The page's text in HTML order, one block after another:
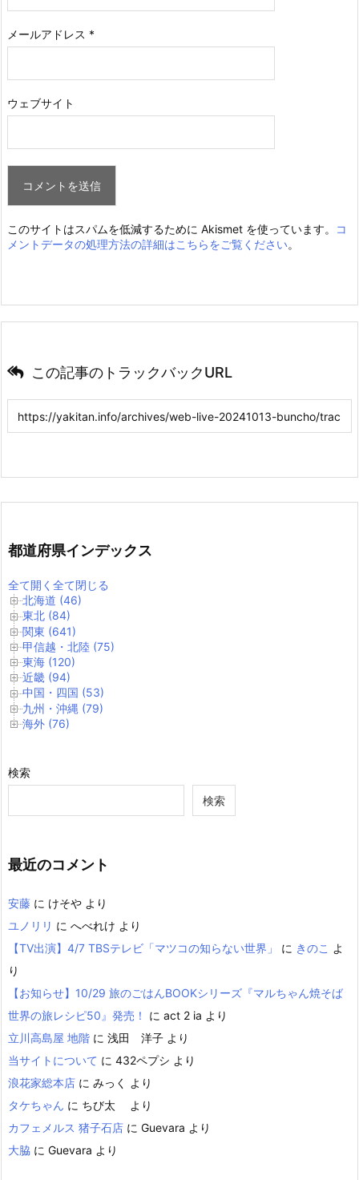
メールアドレス *
ウェブサイト
このサイトはスパムを低減するために Akismet を使っています。
コ
メントデータの処理方法の詳細はこちらをご覧ください。
この記事のトラックバックURL
都道府県インデックス
全て開く 全て閉じる
北海道 (46)
東北 (84)
関東 (641)
甲信越・北陸 (75)
東海 (120)
近畿 (94)
中国・四国 (53)
九州・沖縄 (79)
海外 (76)
検索
検索
最近のコメント
安藤 に けそや より
ユノリリ に へべれけ より
【TV出演】4/7 TBSテレビ「マツコの知らない世界」
に きのこ よ
り
【お知らせ】10/29 旅のごはんBOOKシリーズ『マルちゃん焼そば
世界の旅レシピ50』発売！
に act 2 ia より
立川高島屋 地階 に 浅田 洋子 より
当サイトについて に 432ペプシ より
浪花家総本店 に みっく
より
タケちゃん に ちび太
より
カフェメルス 猪子石店 に Guevara より
大脇 に Guevara より